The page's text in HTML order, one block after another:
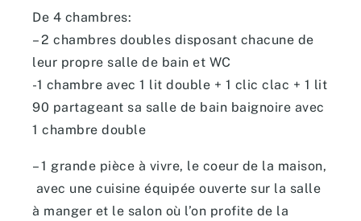
De 4 chambres:
– 2 chambres doubles disposant chacune de
leur propre salle de bain et WC
-1 chambre avec 1 lit double + 1 clic clac + 1 lit
90 partageant sa salle de bain baignoire avec
1 chambre double
– 1 grande pièce à vivre, le coeur de la maison,
avec une cuisine équipée ouverte sur la salle
à manger et le salon où l’on profite de la